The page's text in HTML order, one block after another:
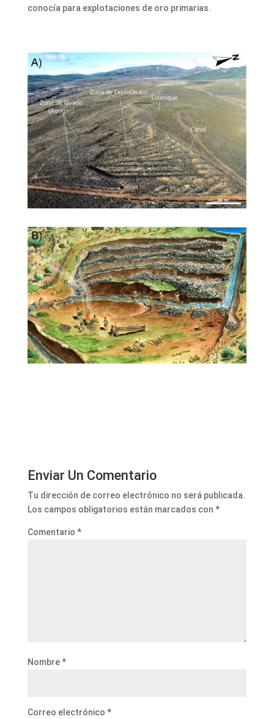
conocía para explotaciones de oro primarias.
Enviar Un Comentario
Tu dirección de correo electrónico no será publicada.
Los campos obligatorios están marcados con *
Comentario *
Nombre*
Correo electrónico *